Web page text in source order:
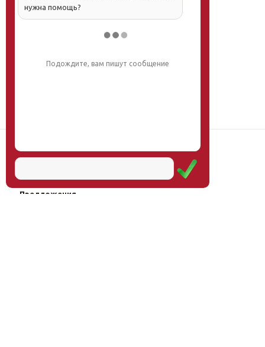
Научная школа
Услуги
Предложения
нужна помощь?
Напишите, что вас интересует, и мы вам